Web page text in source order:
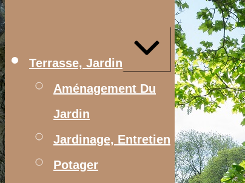
au
contenu
Terrasse, Jardin
Agrandir/
Aménagement Du
Jardin
Jardinage, Entretien
Potager